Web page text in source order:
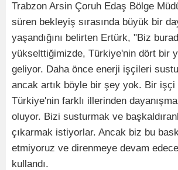
Trabzon Arsin Çoruh Edaş Bölge
süren bekleyiş sırasında büyük bir
yaşandığını belirten Ertürk, "Biz
yükselttiğimizde, Türkiye'nin dört bir
geliyor. Daha önce enerji işçileri
ancak artık böyle bir şey yok. Bir işçi
Türkiye'nin farklı illerinden
oluyor. Bizi susturmak ve
çıkarmak istiyorlar. Ancak biz bu
etmiyoruz ve direnmeye devam
kullandı.